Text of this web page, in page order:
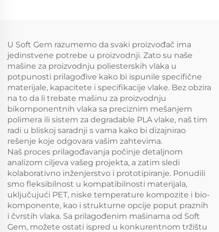
U Soft Gem razumemo da svaki proizvođač ima
jedinstvene potrebe u proizvodnji. Zato su naše
mašine za proizvodnju poliesterskih vlaka u
potpunosti prilagođive kako bi ispunile specifične
materijale, kapacitete i specifikacije vlake. Bez obzira
na to da li trebate mašinu za proizvodnju
bikomponentnih vlaka sa preciznim mešanjem
polimerа ili sistem za degradable PLA vlake, naš tim
radi u bliskoj saradnji s vama kako bi dizajnirao
rešenje koje odgovara vašim zahtevima.
Naš proces prilagođavanja počinje detaljnom
analizom ciljeva vašeg projekta, a zatim sledi
kolaborativno inženjerstvo i prototipiranje. Ponudili
smo fleksibilnost u kompatibilnosti materijala,
uključujući PET, niske temperature kompozite i bio-
komponente, kao i strukturne opcije poput praznih
i čvrstih vlaka. Sa prilagođenim mašinama od Soft
Gem, možete ostati ispred u konkurentnom tržištu